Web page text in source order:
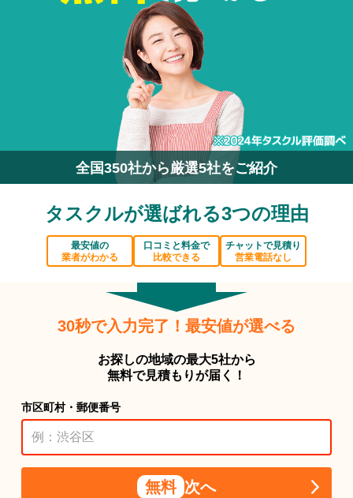
全国350社から厳選5社をご紹介
タスクルが選ばれる3つの理由
最安値の
業者がわかる
口コミと料金で
比較できる
チャットで見積り
営業電話なし
30秒で入力完了！最安値が選べる
お探しの地域の最大5社から
無料で見積もりが届く！
市区町村・郵便番号
無料 次へ